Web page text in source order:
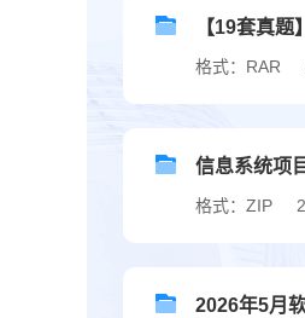
【19套真
格式：RAR
信息系统项
格式：ZIP
2026年5月